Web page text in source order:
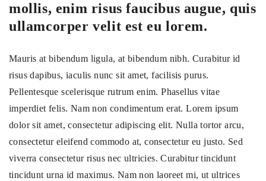
mollis, enim risus faucibus augue, quis
ullamcorper velit est eu lorem.
Mauris at bibendum ligula, at bibendum nibh. Curabitur id
risus dapibus, iaculis nunc sit amet, facilisis purus.
Pellentesque scelerisque rutrum enim. Phasellus vitae
imperdiet felis. Nam non condimentum erat. Lorem ipsum
dolor sit amet, consectetur adipiscing elit. Nulla tortor arcu,
consectetur eleifend commodo at, consectetur eu justo. Sed
viverra consectetur risus nec ultricies. Curabitur tincidunt
tincidunt urna id maximus. Nam non laoreet mi, ut ultrices